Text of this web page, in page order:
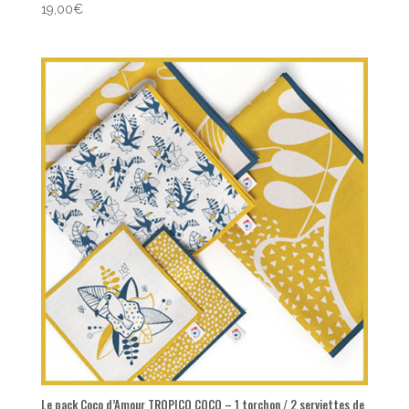
Note
5.00
19,00€
Le pack Coco d’Amour TROPICO COCO – 1 torchon / 2 serviettes de